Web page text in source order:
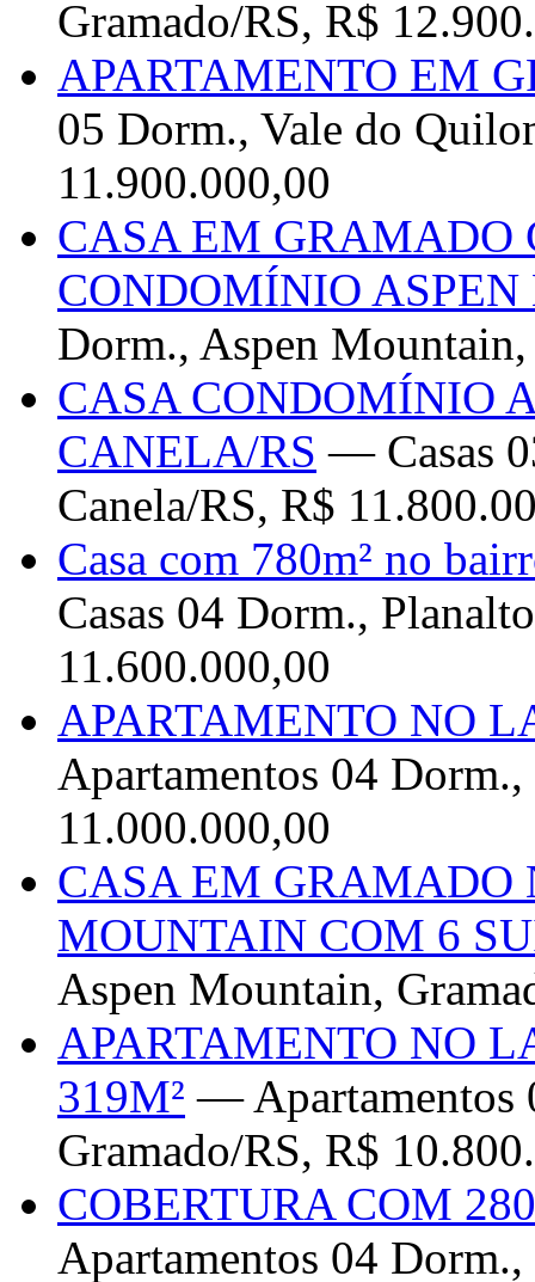
Gramado/RS, R$
APARTAMENTO EM
05 Dorm., Vale do
11.900.000,00
CASA EM GRAMADO
CONDOMÍNIO
Dorm., Aspen
CASA CONDOMÍNIO
CANELA/RS — Casas
Canela/RS, R$
Casa com 780m² no
Casas 04 Dorm.,
11.600.000,00
APARTAMENTO NO
Apartamentos 04
11.000.000,00
CASA EM GRAMADO
MOUNTAIN COM 6
Aspen Mountain,
APARTAMENTO NO
319M² — Apartamentos
Gramado/RS, R$
COBERTURA COM
Apartamentos 04